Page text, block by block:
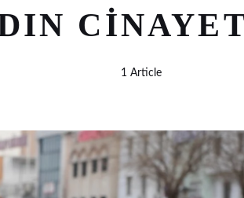
1 Article